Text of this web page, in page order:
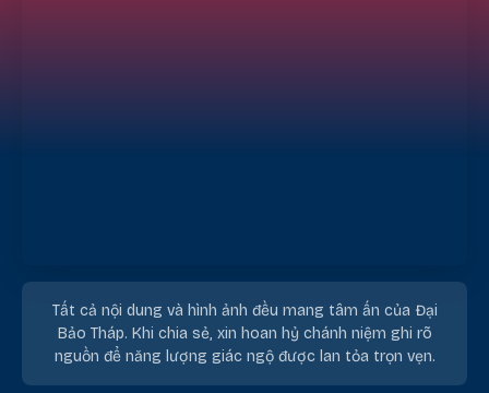
Tất cả nội dung và hình ảnh đều mang tâm ấn của Đại
Bảo Tháp. Khi chia sẻ, xin hoan hỷ chánh niệm ghi rõ
nguồn để năng lượng giác ngộ được lan tỏa trọn vẹn.